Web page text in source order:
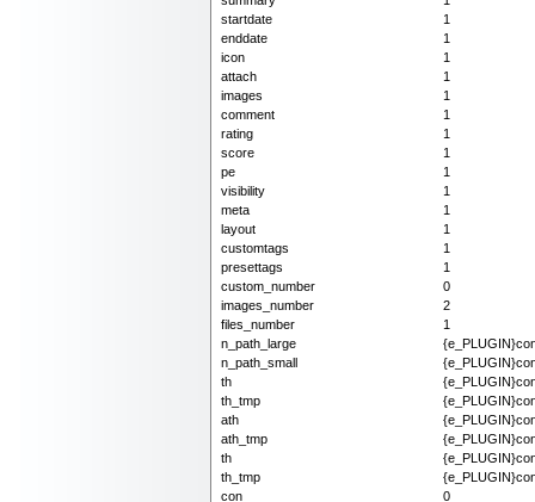
startdate
1
enddate
1
icon
1
attach
1
images
1
comment
1
rating
1
score
1
pe
1
visibility
1
meta
1
layout
1
customtags
1
presettags
1
custom_number
0
images_number
2
files_number
1
n_path_large
n_path_small
th
th_tmp
ath
ath_tmp
th
th_tmp
con
0